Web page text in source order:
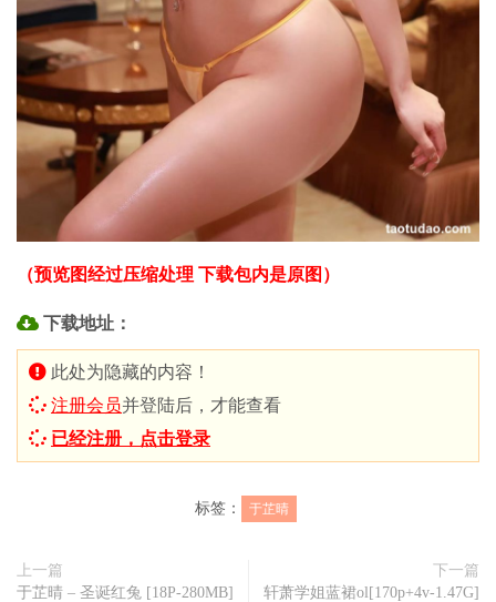
（预览图经过压缩处理 下载包内是原图）
下载地址：
此处为隐藏的内容！
注册会员并登陆后，才能查看
已经注册，点击登录
标签： 于芷晴
上一篇
于芷晴 – 圣诞红兔 [18P-280MB]
下一篇
轩萧学姐蓝裙ol[170p+4v-1.47G]